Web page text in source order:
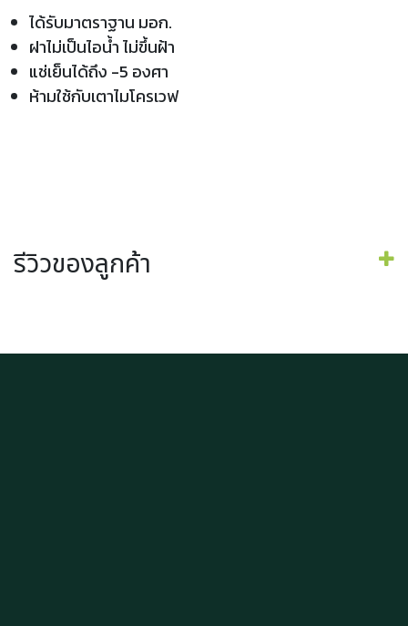
ได้รับมาตราฐาน มอก.
ฝาไม่เป็นไอน้ำ ไม่ขึ้นฝ้า
แช่เย็นได้ถึง -5 องศา
ห้ามใช้กับเตาไมโครเวฟ
รีวิวของลูกค้า